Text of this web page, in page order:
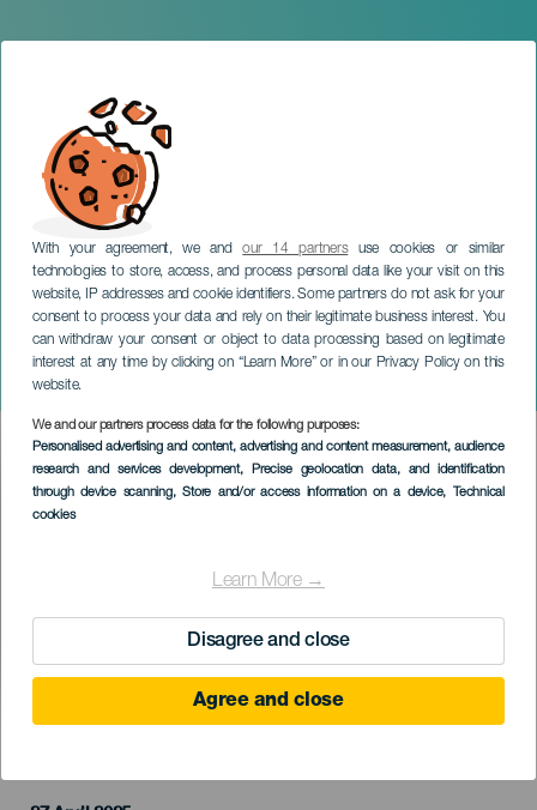
With your agreement, we andour 14 partnersuse cookies or similar
technologies to store, access, and process personal data like your visit on this
website, IP addresses and cookie identifiers. Some partners do not ask for your
consent to process your data and rely on their legitimate business interest. You
can withdraw your consent or object to data processing based on legitimate
interest at any time by clicking on “Learn More” or in our Privacy Policy on this
website.
We and our partners process data for the following purposes:
Personalised advertising and content, advertising and content measurement, audience
research and services development, Precise geolocation data, and identification
through device scanning, Store and/or access information on a device, Technical
cookies
Learn More →
Disagree and close
Agree and close
Život v růžové: muzikál
Barbie
GRAN CANARIA
Imagen
Listado